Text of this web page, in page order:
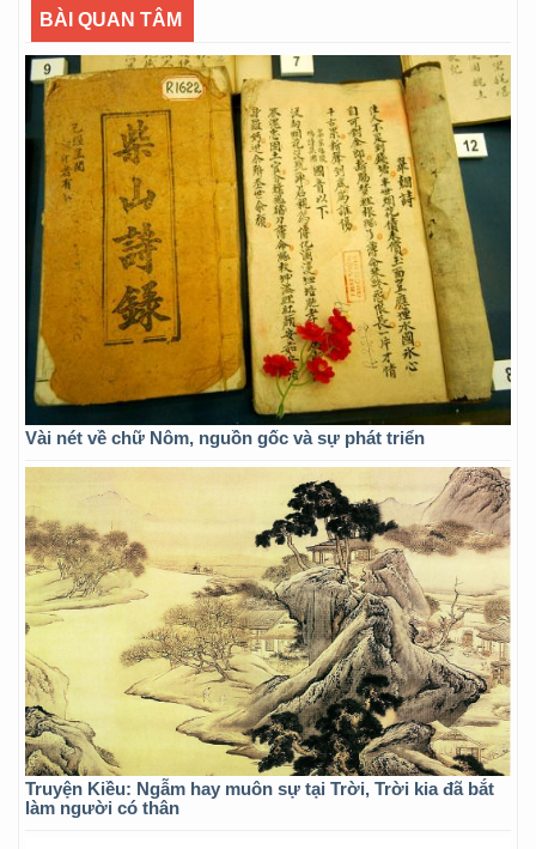
BÀI QUAN TÂM
Vài nét về chữ Nôm, nguồn gốc và sự phát triển
Truyện Kiều: Ngẫm hay muôn sự tại Trời, Trời kia đã bắt
làm người có thân